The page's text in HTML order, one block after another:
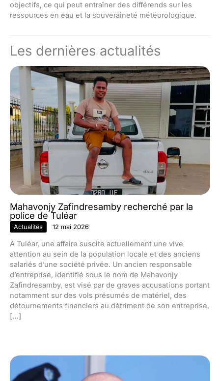
objectifs, ce qui peut entraîner des différends sur les
ressources en eau et la souveraineté météorologique.
Les dernières actualités
Mahavonjy Zafindresamby recherché par la
police de Tuléar
Actualités 12 mai 2026
À Tuléar, une affaire suscite actuellement une vive
attention au sein de la population locale et des anciens
salariés d’une société privée. Un ancien responsable
d’entreprise, identifié sous le nom de Mahavonjy
Zafindresamby, est visé par de graves accusations portant
notamment sur des vols présumés de matériel, des
détournements financiers au détriment de son entreprise,
[…]